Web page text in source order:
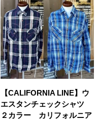
【CALIFORNIA LINE】ウ
エスタンチェックシャツ
２カラー カリフォルニア